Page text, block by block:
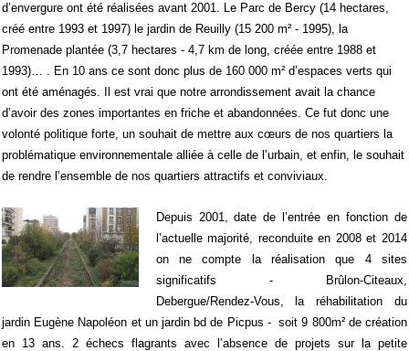
d’envergure ont été réalisées avant 2001. Le Parc de Bercy (14 hectares,
créé entre 1993 et 1997) le jardin de Reuilly (15 200 m² - 1995), la
Promenade plantée (3,7 hectares - 4,7 km de long, créée entre 1988 et
1993)… . En 10 ans ce sont donc plus de 160 000 m² d’espaces verts qui
ont été aménagés. Il est vrai que notre arrondissement avait la chance
d’avoir des zones importantes en friche et abandonnées. Ce fut donc une
volonté politique forte, un souhait de mettre aux cœurs de nos quartiers la
problématique environnementale alliée à celle de l’urbain, et enfin, le souhait
de rendre l’ensemble de nos quartiers attractifs et conviviaux.
Depuis 2001, date de l’entrée en fonction de
l’actuelle majorité, reconduite en 2008 et 2014
on ne compte la réalisation que 4 sites
significatifs - Brûlon-Citeaux,
Debergue/Rendez-Vous, la réhabilitation du
jardin Eugène Napoléon et un jardin bd de Picpus - soit 9 800m² de création
en 13 ans. 2 échecs flagrants avec l’absence de projets sur la petite